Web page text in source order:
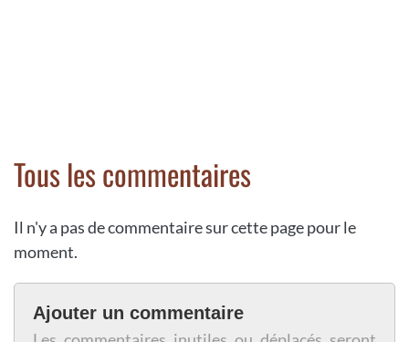
Tous les commentaires
Il n'y a pas de commentaire sur cette page pour le
moment.
Ajouter un commentaire